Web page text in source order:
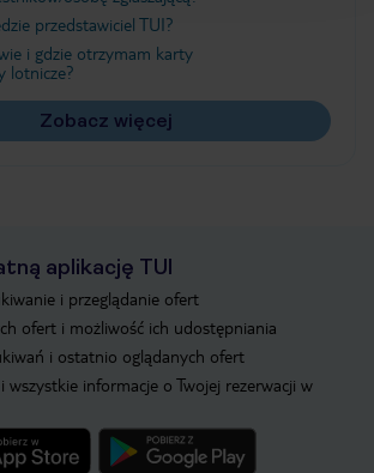
przedstawiciel TUI?
i gdzie otrzymam karty
lotnicze?
Zobacz więcej
aplikację TUI
i przeglądanie ofert
ofert i możliwość ich udostępniania
i ostatnio oglądanych ofert
wszystkie informacje o Twojej rezerwacji w